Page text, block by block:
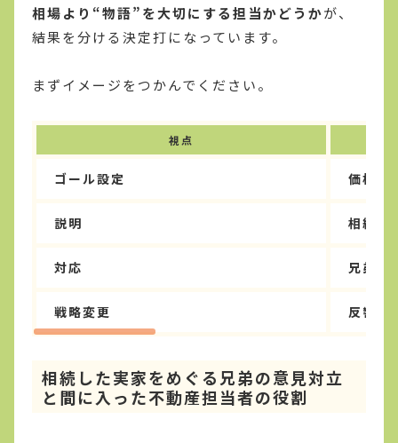
相場より“物語”を大切にする担当かどうかが、
結果を分ける決定打になっています。
まずイメージをつかんでください。
視点
ゴール設定 価格・
説明 相続・
対応 兄弟間
戦略変更 反響デ
相続した実家をめぐる兄弟の意見対立
と間に入った不動産担当者の役割